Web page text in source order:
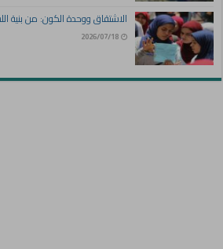
الاشتقاق ووحدة الكون: من بنية
2026/07/18